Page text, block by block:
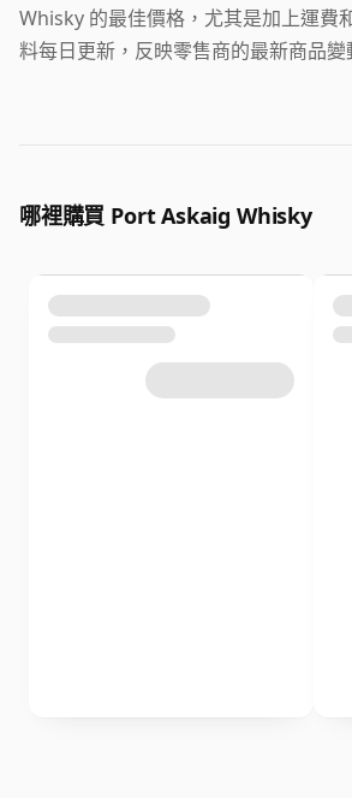
Whisky 的最佳價格，尤其是加上運費
料每日更新，反映零售商的最新商品變
哪裡購買 Port Askaig Whisky